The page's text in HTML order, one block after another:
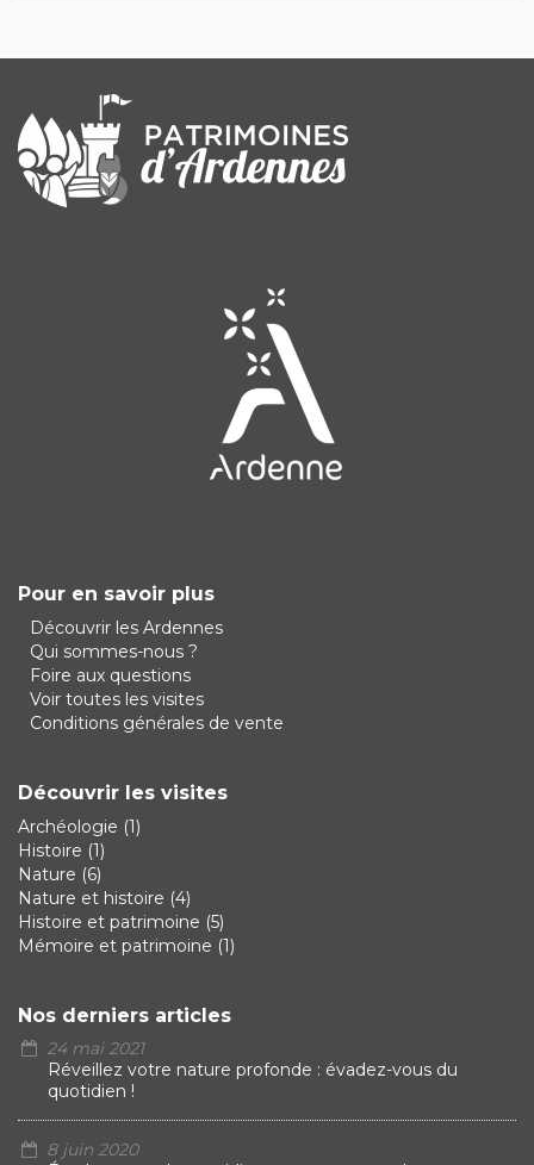
Pour en savoir plus
Découvrir les Ardennes
Qui sommes-nous ?
Foire aux questions
Voir toutes les visites
Conditions générales de vente
Découvrir les visites
Archéologie (1)
Histoire (1)
Nature (6)
Nature et histoire (4)
Histoire et patrimoine (5)
Mémoire et patrimoine (1)
Nos derniers articles
24 mai 2021
Réveillez votre nature profonde : évadez-vous du
quotidien !
8 juin 2020